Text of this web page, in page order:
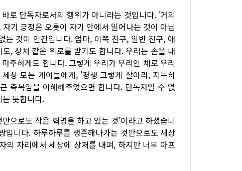
로 단독자로서의 행위가 아니라는 것입니다. ‘거의
기 긍정은 오롯이 자기 안에서 일어나는 것이 아닙
것이 인간입니다. 엄마, 이쪽 친구, 일반 친구, 애
, 상처 같은 위로를 받기도 합니다. 우리는 손을 내
주하게도 합니다. 그렇게 우리가 우리인 채로 우리
상 모든 게이들에게, '평생 그렇게 살아라, 지독하
축복임을 이해해주었으면 합니다. 단독자일 수 없
듯합니다.
으로도 작은 혁명을 하고 있는 것’이라고 하셨습니
입니다. 하루하루를 생존해나가는 것만으로도 세상
의 자리에서 세상에 상처를 내며, 하지만 너무 아프